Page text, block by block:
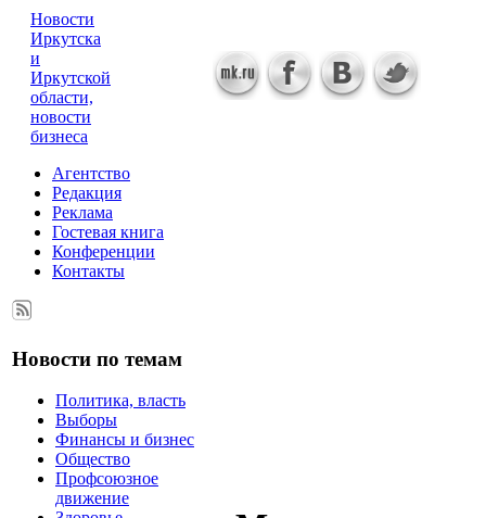
Новости
Иркутска
и
Иркутской
области,
новости
бизнеса
Агентство
Редакция
Реклама
Гостевая книга
Конференции
Контакты
Новости по темам
Политика, власть
Выборы
Финансы и бизнес
Общество
Профсоюзное
движение